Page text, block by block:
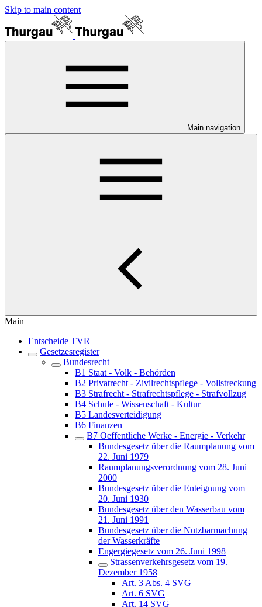
Skip to main content
Main navigation
Main
Entscheide TVR
Gesetzesregister
Bundesrecht
B1 Staat - Volk - Behörden
B2 Privatrecht - Zivilrechtspflege - Vollstreckung
B3 Strafrecht - Strafrechtspflege - Strafvollzug
B4 Schule - Wissenschaft - Kultur
B5 Landesverteidigung
B6 Finanzen
B7 Oeffentliche Werke - Energie - Verkehr
Bundesgesetz über die Raumplanung vom
22. Juni 1979
Raumplanungsverordnung vom 28. Juni
2000
Bundesgesetz über die Enteignung vom
20. Juni 1930
Bundesgesetz über den Wasserbau vom
21. Juni 1991
Bundesgesetz über die Nutzbarmachung
der Wasserkräfte
Engergiegesetz vom 26. Juni 1998
Strassenverkehrsgesetz vom 19.
Dezember 1958
Art. 3 Abs. 4 SVG
Art. 6 SVG
Art. 14 SVG